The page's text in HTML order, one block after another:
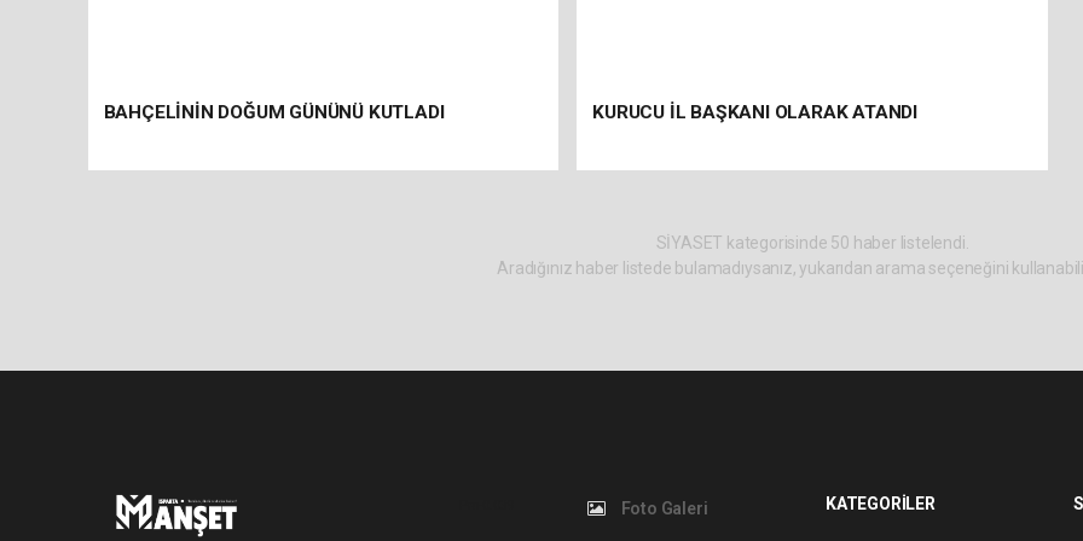
BAHÇELİNİN DOĞUM GÜNÜNÜ KUTLADI KURUCU İL BAŞKANI OLARAK ATANDI
SİYASET kategorisinde 50 haber listelendi.
Aradığınız haber listede bulamadıysanız, yukarıdan arama seçeneğini
Foto Galeri KATEGORİLER